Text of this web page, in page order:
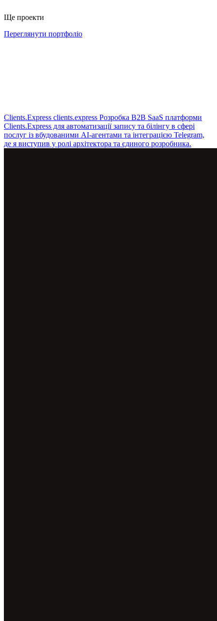
Ще проекти
Переглянути портфоліо
Clients.Express clients.express Розробка B2B SaaS платформи
Clients.Express для автоматизації запису та білінгу в сфері
послуг із вбудованими AI-агентами та інтеграцією Telegram,
де я виступив у ролі архітектора та єдиного розробника.